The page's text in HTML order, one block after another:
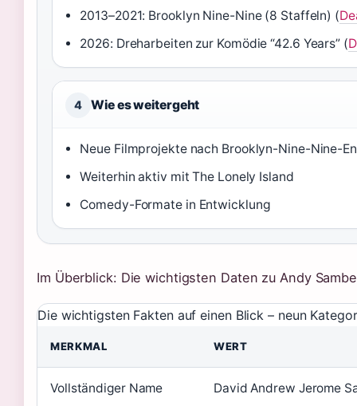
2013–2021: Brooklyn Nine-Nine (8 Staffeln) (
2026: Dreharbeiten zur Komödie “42.6 Years” (
4 Wie es weitergeht
Neue Filmprojekte nach Brooklyn-Nine-Nine-
Weiterhin aktiv mit The Lonely Island
Comedy-Formate in Entwicklung
Im Überblick: Die wichtigsten Daten zu Andy
Die wichtigsten Fakten auf einen Blick – neun
MERKMAL WERT
Vollständiger Name David Andrew Jerome